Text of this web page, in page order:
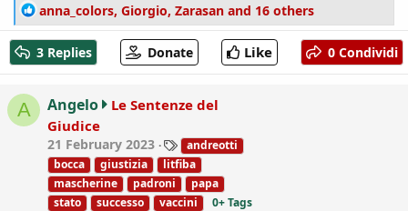
R
e
a
c
t
o
anna_colors, Giorgio, Zarasan and 16 others
3 Replies Donate Like 0 Condividi
A Angelo
Le Sentenze del
Giudice
21 February 2023
T
a
g
andreotti
bocca
giustizia
litfiba
mascherine
padroni
papa
stato
successo vaccini 0+ Tags